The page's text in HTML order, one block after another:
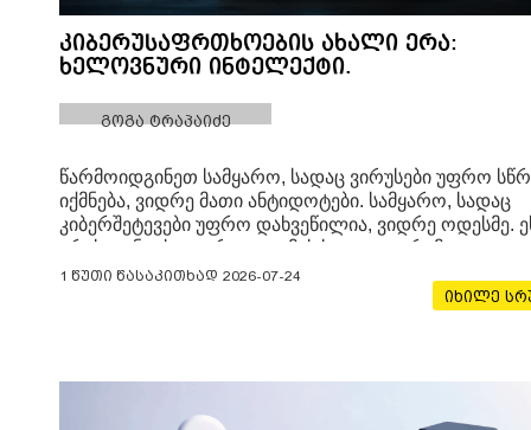
კიბერუსაფრთხოების ახალი ერა:
ხელოვნური ინტელექტი.
გოგა ტრაპაიძე
წარმოიდგინეთ სამყარო, სადაც ვირუსები უფრო
იქმნება, ვიდრე მათი ანტიდოტები. სამყარო, სადაც
კიბერშეტევები უფრო დახვეწილია, ვიდრე ოდესმე.
არის ფანტასტიკური ფილმის სიუჟეტი, არამედ
კიბერუსაფრთხოების დღევანდელი რეალობა.
როგორც ყველა გამოწვევას, ამასაც აქვს თავისი
1 წუთი წასაკითხად 2026-07-24
იხილე